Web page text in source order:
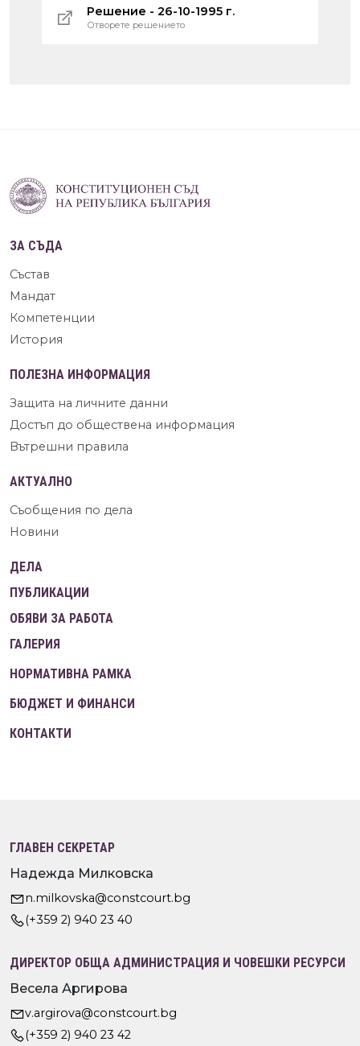
Решение - 26-10-1995 г.
Отворете решението
ЗА СЪДА
Състав
Мандат
Компетенции
История
ПОЛЕЗНА ИНФОРМАЦИЯ
Защита на личните данни
Достъп до обществена информация
Вътрешни правила
АКТУАЛНО
Съобщения по дела
Новини
ДЕЛА
ПУБЛИКАЦИИ
ОБЯВИ ЗА РАБОТА
ГАЛЕРИЯ
НОРМАТИВНА РАМКА
БЮДЖЕТ И ФИНАНСИ
КОНТАКТИ
ГЛАВЕН СЕКРЕТАР
Надежда Милковска
n.milkovska@constcourt.bg
(+359 2) 940 23 40
ДИРЕКТОР ОБЩА АДМИНИСТРАЦИЯ И ЧОВЕШКИ РЕСУРСИ
Весела Аргирова
v.argirova@constcourt.bg
(+359 2) 940 23 42